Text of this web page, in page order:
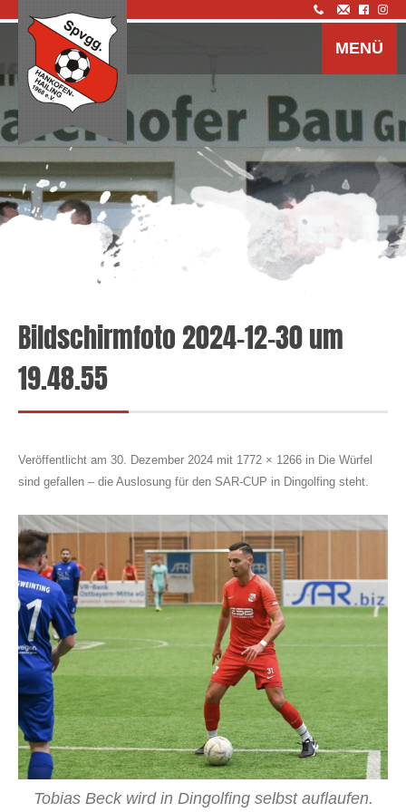
MENÜ
Bildschirmfoto 2024-12-30 um
19.48.55
Veröffentlicht am 30. Dezember 2024 mit 1772 × 1266 in Die Würfel
sind gefallen – die Auslosung für den SAR-CUP in Dingolfing steht.
Tobias Beck wird in Dingolfing selbst auflaufen.